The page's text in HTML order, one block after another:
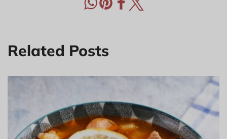
Related Posts